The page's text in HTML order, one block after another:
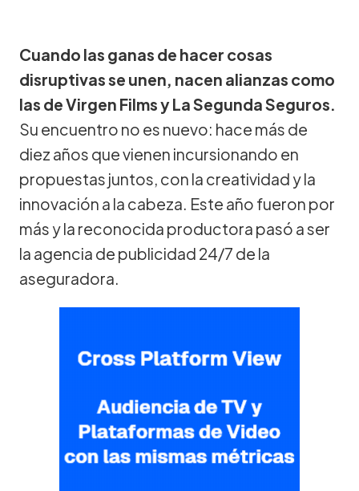
Cuando las ganas de hacer cosas
disruptivas se unen, nacen alianzas como
las de Virgen Films y La Segunda Seguros.
Su encuentro no es nuevo: hace más de
diez años que vienen incursionando en
propuestas juntos, con la creatividad y la
innovación a la cabeza. Este año fueron por
más y la reconocida productora pasó a ser
la agencia de publicidad 24/7 de la
aseguradora.